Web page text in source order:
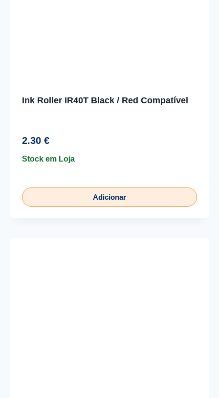
Ink Roller IR40T Black / Red Compatível
2.30 €
Stock em Loja
Adicionar